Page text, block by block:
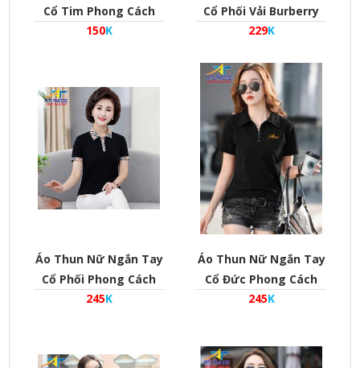
Cổ Tim Phong Cách
Hàn Quốc
150K
Cổ Phối Vải Burberry
Phong Cách Hàn Quốc
229K
Áo Thun Nữ Ngắn Tay
Cổ Phối Phong Cách
Hàn Quốc Mã Twb-H-
245K
Áo Thun Nữ Ngắn Tay
Cổ Đức Phong Cách
Hàn Quốc Mã Twb-H-
245K